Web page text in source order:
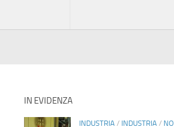
IN EVIDENZA
INDUSTRIA / INDUSTRIA /